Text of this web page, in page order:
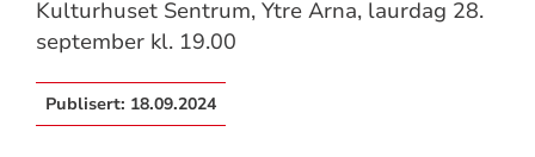
Kulturhuset Sentrum, Ytre Arna, laurdag 28.
september kl. 19.00
Publisert: 18.09.2024